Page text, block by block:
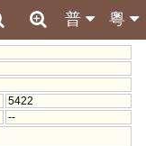
粵
普
5422
--